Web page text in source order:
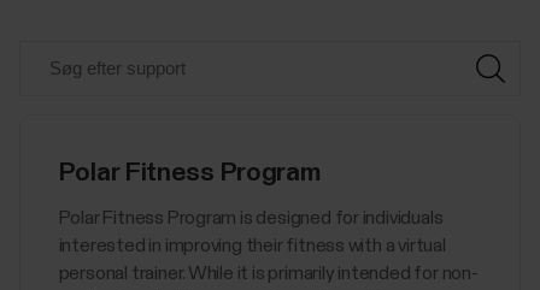
Polar Fitness Program
Polar Fitness Program is designed for individuals
interested in improving their fitness with a virtual
personal trainer. While it is primarily intended for non-